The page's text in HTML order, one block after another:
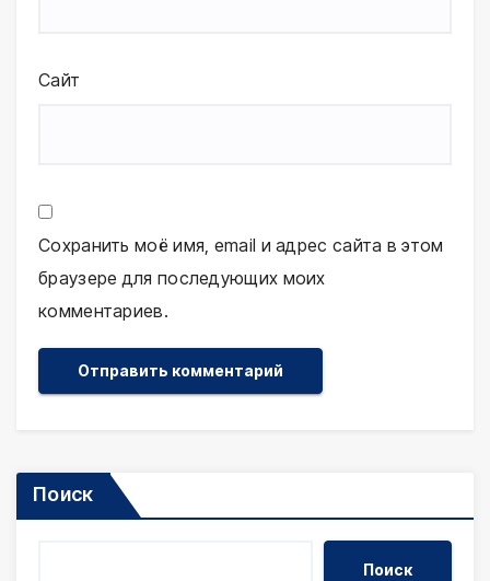
Сайт
Сохранить моё имя, email и адрес сайта в этом
браузере для последующих моих
комментариев.
Поиск
Поиск